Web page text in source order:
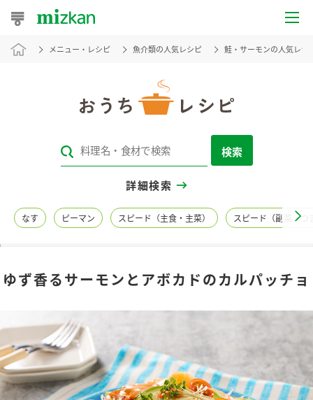
おうちレシピ
レシピカテゴリ一覧
レシピ名特集
商品情報
商品カテゴリ
酢 調味酢
新商品一覧
キャンペーン情報
メニュー・レシピ 魚介類の人気レシピ 鮭・サーモンの人気レシ
検索
詳細検索
なす ピーマン スピード（主食・主菜） スピード（副菜・つ
ゆず香るサーモンとアボカドのカルパッチョ